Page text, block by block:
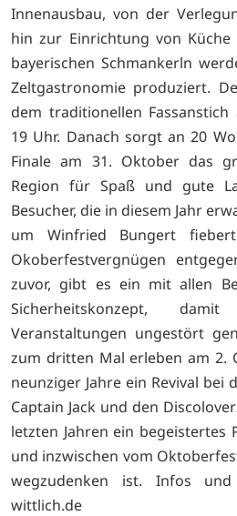
Innenausbau, von der
hin zur Einrichtung von
bayerischen Schmankerln
Zeltgastronomie produziert.
dem traditionellen
19 Uhr. Danach sorgt an 20
Finale am 31. Oktober das
Region für Spaß und gute
Besucher, die in diesem Jahr
um Winfried Bungert
Okoberfestvergnügen
zuvor, gibt es ein mit allen
Sicherheitskonzept,
Veranstaltungen ungestört
zum dritten Mal erleben am 2.
neunziger Jahre ein Revival bei
Captain Jack und den
letzten Jahren ein begeistertes
und inzwischen vom
wegzudenken ist. Infos
wittlich.de